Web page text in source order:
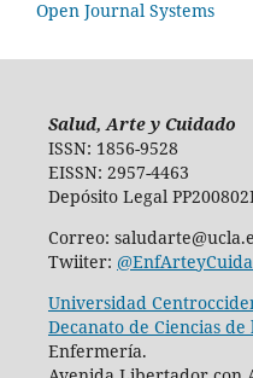
Open Journal Systems
Salud, Arte y Cuidado
ISSN: 1856-9528
EISSN: 2957-4463
Depósito Legal
Correo:
Twiiter:
Universidad
Decanato de Ciencias de
Enfermería.